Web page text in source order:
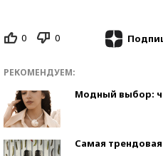
0 0
РЕКОМЕНДУЕМ:
Модный выбор:
Самая трендовая